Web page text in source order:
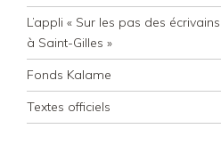
L’appli « Sur les pas des écrivains
à Saint-Gilles »
Fonds Kalame
Textes officiels